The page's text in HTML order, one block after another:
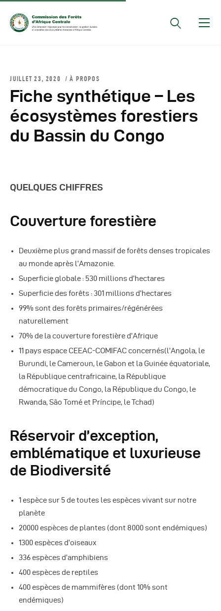
Conseils Des Ministres
Comptes Rendus De
Réunions Sous-
Régionales
Autres Publications
JUILLET 23, 2020 À PROPOS
Fiche synthétique – Les
écosystèmes forestiers
du Bassin du Congo
QUELQUES CHIFFRES
Couverture forestière
Deuxième plus grand massif de forêts denses tropicales
au monde après l’Amazonie.
Superficie globale : 530 millions d’hectares
Superficie des forêts : 301 millions d’hectares
99% sont des forêts primaires/régénérées
naturellement
70% de la couverture forestière d’Afrique
11 pays espace CEEAC-COMIFAC concernés(l’Angola, le
Burundi, le Cameroun, le Gabon et la Guinée équatoriale,
la République centrafricaine, la République
démocratique du Congo, la République du Congo, le
Rwanda, São Tomé et Príncipe, le Tchad)
Réservoir d’exception,
emblématique et luxurieuse
de Biodiversité
1 espèce sur 5 de toutes les espèces vivant sur notre
planète
20000 espèces de plantes (dont 8000 sont endémiques)
1300 espèces d’oiseaux
336 espèces d’amphibiens
400 espèces de reptiles
400 espèces de mammifères (dont 10% sont
endémiques)